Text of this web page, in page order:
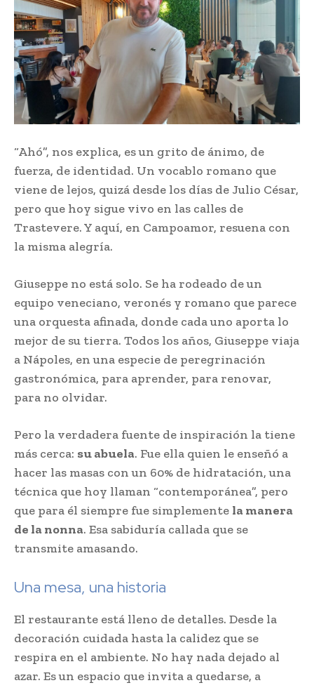
“Ahó”, nos explica, es un grito de ánimo, de
fuerza, de identidad. Un vocablo romano que
viene de lejos, quizá desde los días de Julio César,
pero que hoy sigue vivo en las calles de
Trastevere. Y aquí, en Campoamor, resuena con
la misma alegría.
Giuseppe no está solo. Se ha rodeado de un
equipo veneciano, veronés y romano que parece
una orquesta afinada, donde cada uno aporta lo
mejor de su tierra. Todos los años, Giuseppe viaja
a Nápoles, en una especie de peregrinación
gastronómica, para aprender, para renovar,
para no olvidar.
Pero la verdadera fuente de inspiración la tiene
más cerca: su abuela. Fue ella quien le enseñó a
hacer las masas con un 60% de hidratación, una
técnica que hoy llaman “contemporánea”, pero
que para él siempre fue simplemente la manera
de la nonna. Esa sabiduría callada que se
transmite amasando.
Una mesa, una historia
El restaurante está lleno de detalles. Desde la
decoración cuidada hasta la calidez que se
respira en el ambiente. No hay nada dejado al
azar. Es un espacio que invita a quedarse, a